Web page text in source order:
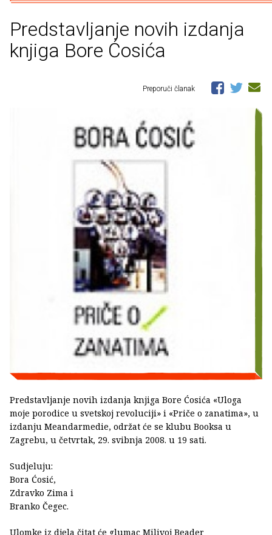
Predstavljanje novih izdanja
knjiga Bore Ćosića
Preporuči članak
Predstavljanje novih izdanja knjiga Bore Ćosića «Uloga
moje porodice u svetskoj revoluciji» i «Priče o zanatima», u
izdanju Meandarmedie, održat će se klubu Booksa u
Zagrebu, u četvrtak, 29. svibnja 2008. u 19 sati.
Sudjeluju:
Bora Ćosić,
Zdravko Zima i
Branko Čegec.
Ulomke iz djela čitat će glumac Milivoj Beader